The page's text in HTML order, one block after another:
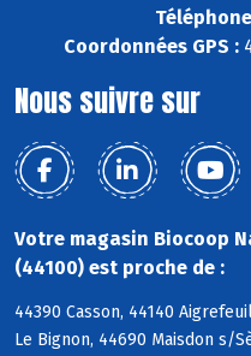
Coordonnées GPS :
Nous suivre sur
Votre magasin Biocoop
(44100) est proche de :
44390 Casson, 44140
Le Bignon, 44690 Maisdon s/